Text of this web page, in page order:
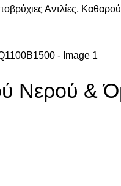
Αντλίες,
Νερού &